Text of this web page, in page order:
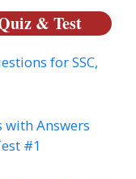
& Test
for SSC,
Answers
#1